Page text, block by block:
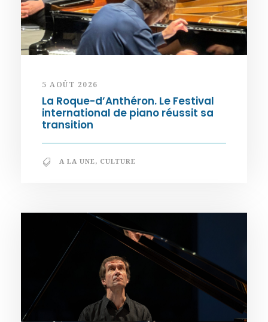
5 AOÛT 2026
La Roque-d’Anthéron. Le Festival
international de piano réussit sa
transition
A LA UNE, CULTURE